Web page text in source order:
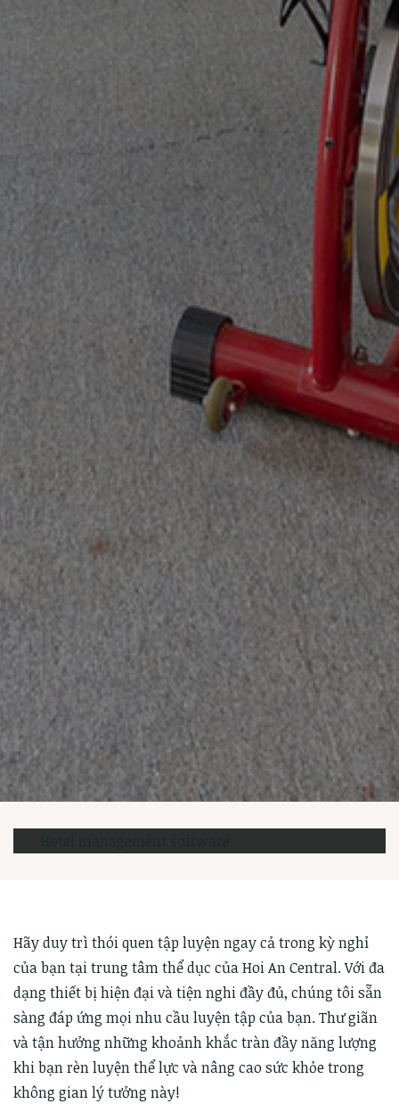
Hãy duy trì thói quen tập luyện ngay cả trong kỳ nghỉ
của bạn tại trung tâm thể dục của Hoi An Central. Với đa
dạng thiết bị hiện đại và tiện nghi đầy đủ, chúng tôi sẵn
sàng đáp ứng mọi nhu cầu luyện tập của bạn. Thư giãn
và tận hưởng những khoảnh khắc tràn đầy năng lượng
khi bạn rèn luyện thể lực và nâng cao sức khỏe trong
không gian lý tưởng này!